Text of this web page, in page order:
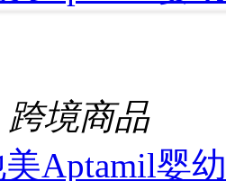
跨境商品
Aptamil婴